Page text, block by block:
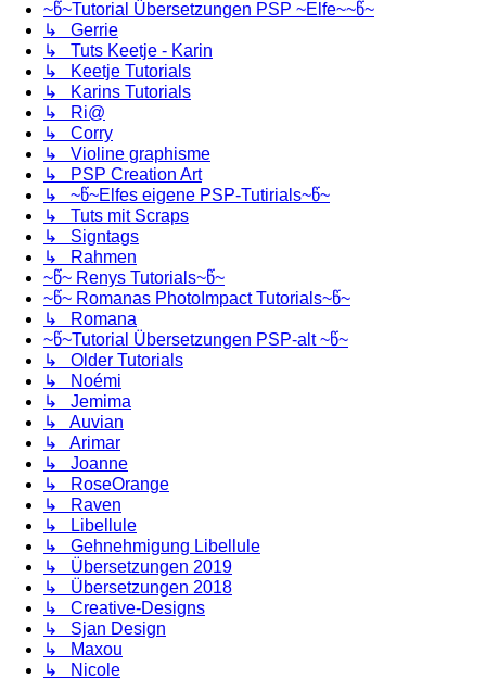
~წ~Tutorial Übersetzungen PSP ~Elfe~~წ~
↳ Gerrie
↳ Tuts Keetje - Karin
↳ Keetje Tutorials
↳ Karins Tutorials
↳ Ri@
↳ Corry
↳ Violine graphisme
↳ PSP Creation Art
↳ ~წ~Elfes eigene PSP-Tutirials~წ~
↳ Tuts mit Scraps
↳ Signtags
↳ Rahmen
~წ~ Renys Tutorials~წ~
~წ~ Romanas PhotoImpact Tutorials~წ~
↳ Romana
~წ~Tutorial Übersetzungen PSP-alt ~წ~
↳ Older Tutorials
↳ Noémi
↳ Jemima
↳ Auvian
↳ Arimar
↳ Joanne
↳ RoseOrange
↳ Raven
↳ Libellule
↳ Gehnehmigung Libellule
↳ Übersetzungen 2019
↳ Übersetzungen 2018
↳ Creative-Designs
↳ Sjan Design
↳ Maxou
↳ Nicole